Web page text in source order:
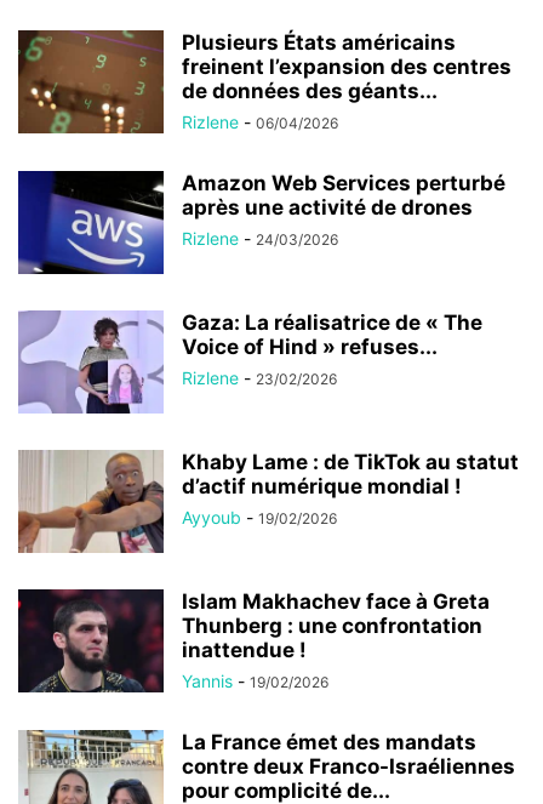
Plusieurs États américains
freinent l’expansion des centres
de données des géants...
Rizlene - 06/04/2026
Amazon Web Services perturbé
après une activité de drones
Rizlene - 24/03/2026
Gaza: La réalisatrice de « The
Voice of Hind » refuses...
Rizlene - 23/02/2026
Khaby Lame : de TikTok au statut
d’actif numérique mondial !
Ayyoub - 19/02/2026
Islam Makhachev face à Greta
Thunberg : une confrontation
inattendue !
Yannis - 19/02/2026
La France émet des mandats
contre deux Franco-Israéliennes
pour complicité de...